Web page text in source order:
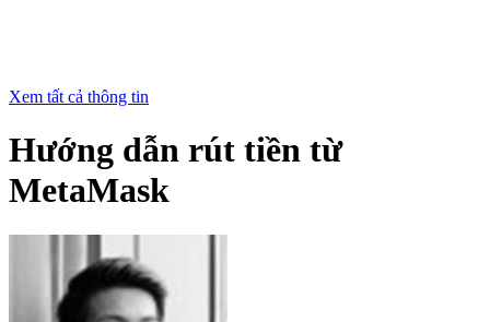
Xem tất cả thông tin
Hướng dẫn rút tiền từ
MetaMask